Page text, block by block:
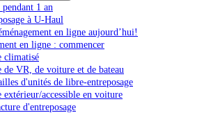
1 an
à U-Haul
en ligne aujourd’hui!
en ligne : commencer
climatisé
de VR, de voiture et de bateau
d'unités de libre-entreposage
extérieur/accessible en voiture
d'entreposage